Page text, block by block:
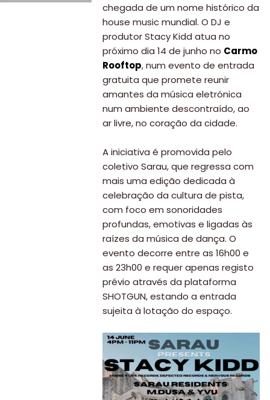
chegada de um nome histórico da
house music mundial. O DJ e
produtor Stacy Kidd atua no
próximo dia 14 de junho no Carmo
Rooftop, num evento de entrada
gratuita que promete reunir
amantes da música eletrónica
num ambiente descontraído, ao
ar livre, no coração da cidade.
A iniciativa é promovida pelo
coletivo Sarau, que regressa com
mais uma edição dedicada à
celebração da cultura de pista,
com foco em sonoridades
profundas, emotivas e ligadas às
raízes da música de dança. O
evento decorre entre as 16h00 e
as 23h00 e requer apenas registo
prévio através da plataforma
SHOTGUN, estando a entrada
sujeita à lotação do espaço.